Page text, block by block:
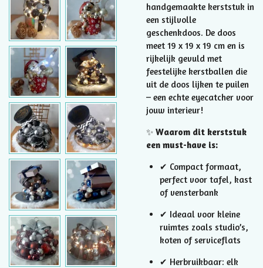
handgemaakte kerststuk in
een stijlvolle
geschenkdoos. De doos
meet 19 x 19 x 19 cm en is
rijkelijk gevuld met
feestelijke kerstballen die
uit de doos lijken te puilen
– een echte eyecatcher voor
jouw interieur!
✨ Waarom dit kerststuk
een must-have is:
✔ Compact formaat,
perfect voor tafel, kast
of vensterbank
✔ Ideaal voor kleine
ruimtes zoals studio’s,
koten of serviceflats
✔ Herbruikbaar: elk